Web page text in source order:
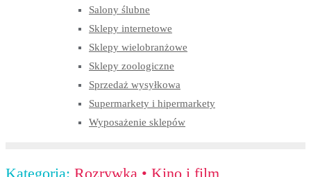
Salony ślubne
Sklepy internetowe
Sklepy wielobranżowe
Sklepy zoologiczne
Sprzedaż wysyłkowa
Supermarkety i hipermarkety
Wyposażenie sklepów
Kategoria: Rozrywka • Kino i film